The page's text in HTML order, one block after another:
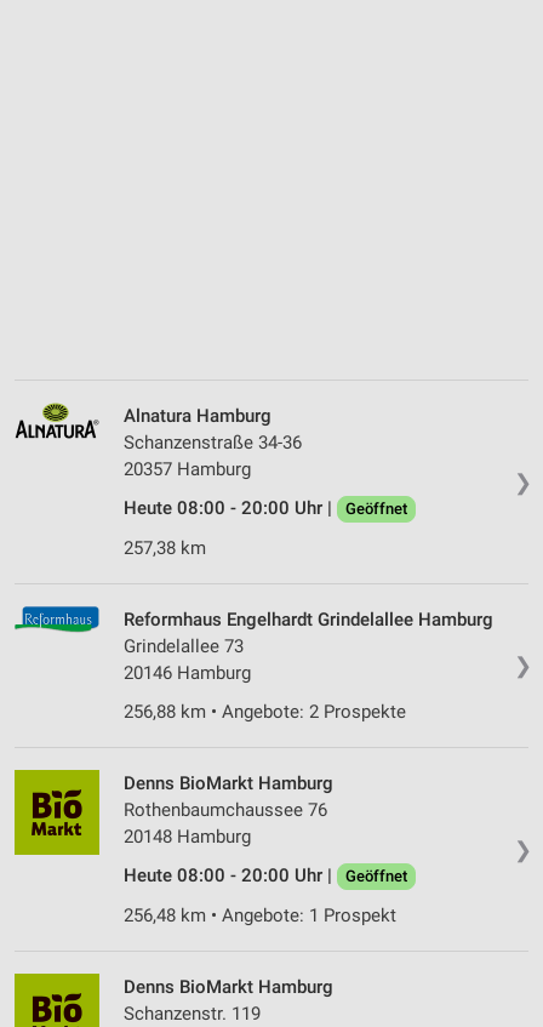
❯
Alnatura Hamburg
Schanzenstraße 34-36
20357 Hamburg
Heute 08:00 - 20:00 Uhr |
Geöffnet
257,38 km
❯
Reformhaus Engelhardt Grindelallee Hamburg
Grindelallee 73
20146 Hamburg
256,88 km • Angebote: 2 Prospekte
❯
Denns BioMarkt Hamburg
Rothenbaumchaussee 76
20148 Hamburg
Heute 08:00 - 20:00 Uhr |
Geöffnet
256,48 km • Angebote: 1 Prospekt
Denns BioMarkt Hamburg
Schanzenstr. 119